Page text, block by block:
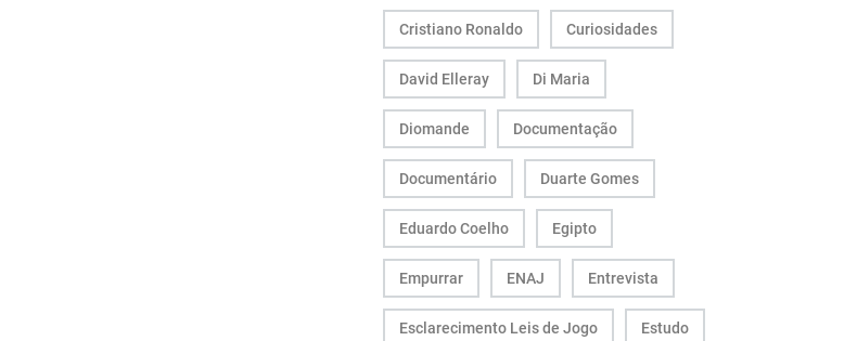
Cristiano Ronaldo Curiosidades
David Elleray Di Maria
Diomande Documentação
Documentário Duarte Gomes
Eduardo Coelho Egipto
Empurrar ENAJ Entrevista
Esclarecimento Leis de Jogo Estudo